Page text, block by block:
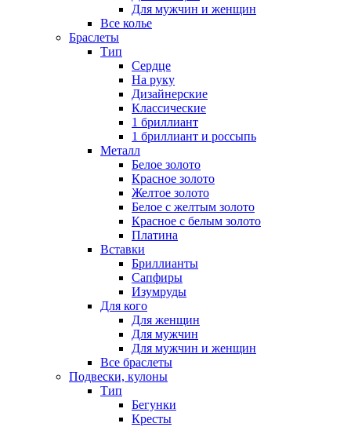
Для мужчин и женщин
Все колье
Браслеты
Тип
Сердце
На руку
Дизайнерские
Классические
1 бриллиант
1 бриллиант и россыпь
Металл
Белое золото
Красное золото
Желтое золото
Белое с желтым золото
Красное с белым золото
Платина
Вставки
Бриллианты
Сапфиры
Изумруды
Для кого
Для женщин
Для мужчин
Для мужчин и женщин
Все браслеты
Подвески, кулоны
Тип
Бегунки
Кресты